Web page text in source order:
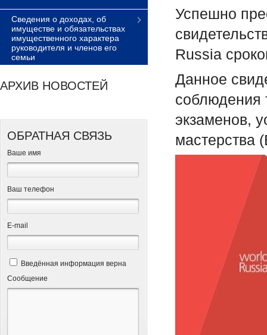
Сведения о доходах, об
имуществе и обязательствах
имущественного характера
руководителя и членов его
семьи
АРХИВ НОВОСТЕЙ
ОБРАТНАЯ СВЯЗЬ
Ваше имя
Ваш телефон
Е-mail
Введённая информация верна
Сообщение
Успешно
Russia
Данное
соблюдения
экзаменов,
мастерства